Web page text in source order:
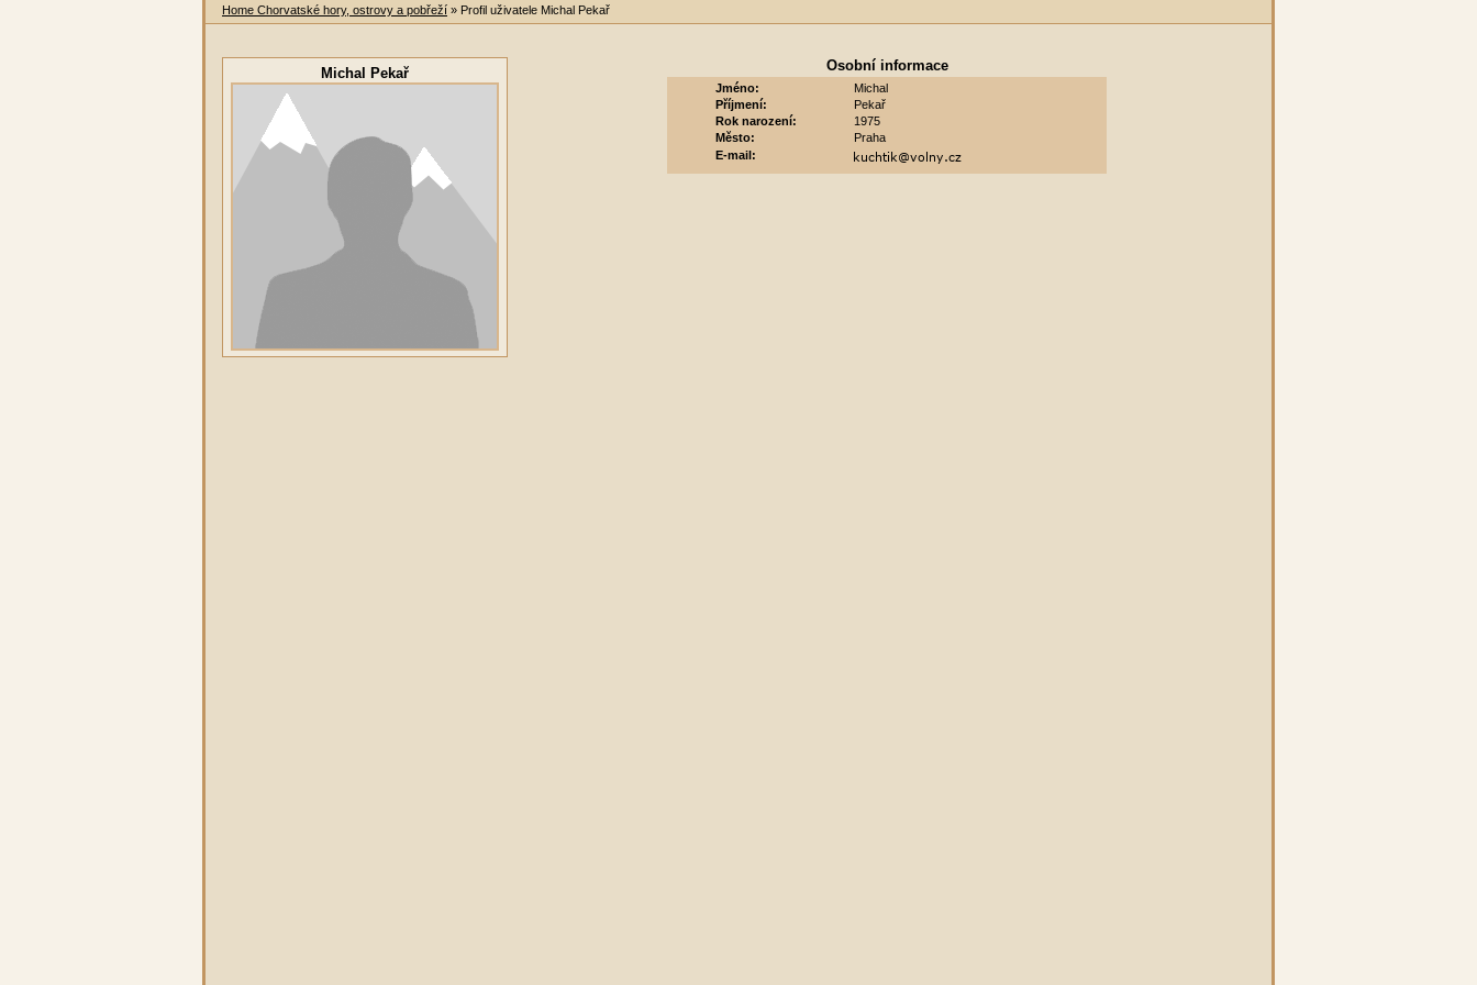
Home Chorvatské hory, ostrovy a pobřeží » Profil uživatele Michal Pekař
Michal Pekař Osobní informace
Jméno:
Michal
Příjmení:
Pekař
Rok narození:
1975
Město:
Praha
E-mail: